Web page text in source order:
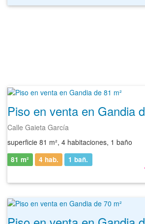
Piso en venta en Gandia
Calle Gaieta García
superficie 81 m², 4 habitaciones, 1 baño
81 m² 4 hab. 1 bañ.